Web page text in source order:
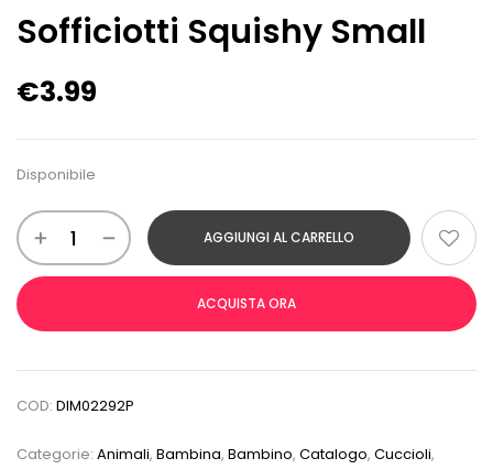
Sofficiotti Squishy Small
€3.99
Disponibile
AGGIUNGI AL CARRELLO
ACQUISTA ORA
COD: DIM02292P
Categorie: Animali, Bambina, Bambino, Catalogo, Cuccioli,